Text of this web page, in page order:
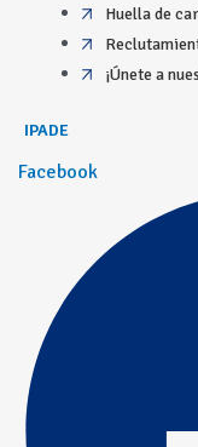
Huella de
¡Únete a
IPADE
Facebook